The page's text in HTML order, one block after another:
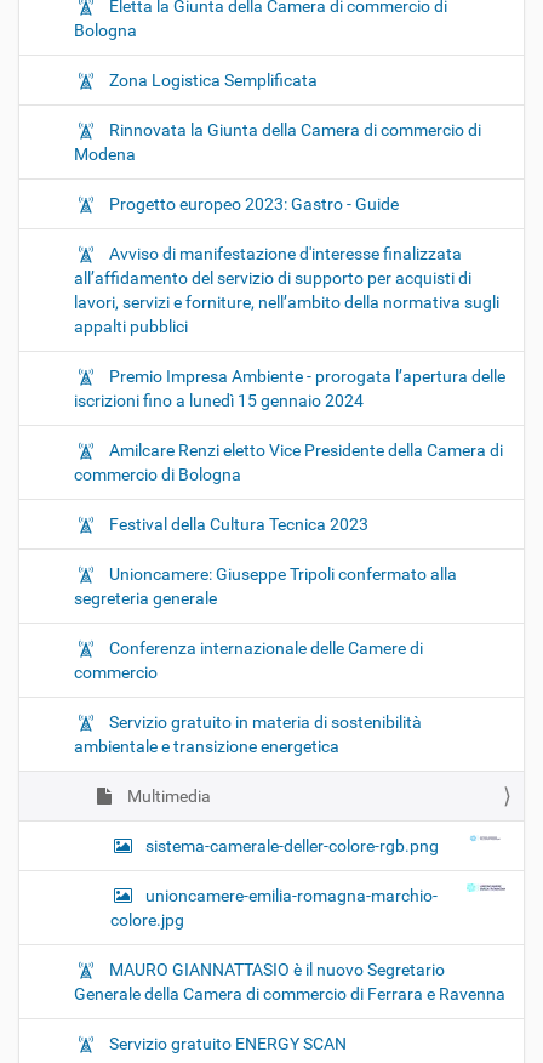
Eletta la Giunta della Camera di commercio di
Bologna
Zona Logistica Semplificata
Rinnovata la Giunta della Camera di commercio di
Modena
Progetto europeo 2023: Gastro - Guide
Avviso di manifestazione d'interesse finalizzata
all’affidamento del servizio di supporto per acquisti di
lavori, servizi e forniture, nell’ambito della normativa sugli
appalti pubblici
Premio Impresa Ambiente - prorogata l’apertura delle
iscrizioni fino a lunedì 15 gennaio 2024
Amilcare Renzi eletto Vice Presidente della Camera di
commercio di Bologna
Festival della Cultura Tecnica 2023
Unioncamere: Giuseppe Tripoli confermato alla
segreteria generale
Conferenza internazionale delle Camere di
commercio
Servizio gratuito in materia di sostenibilità
ambientale e transizione energetica
Multimedia
sistema-camerale-deller-colore-rgb.png
unioncamere-emilia-romagna-marchio-
colore.jpg
MAURO GIANNATTASIO è il nuovo Segretario
Generale della Camera di commercio di Ferrara e Ravenna
Servizio gratuito ENERGY SCAN